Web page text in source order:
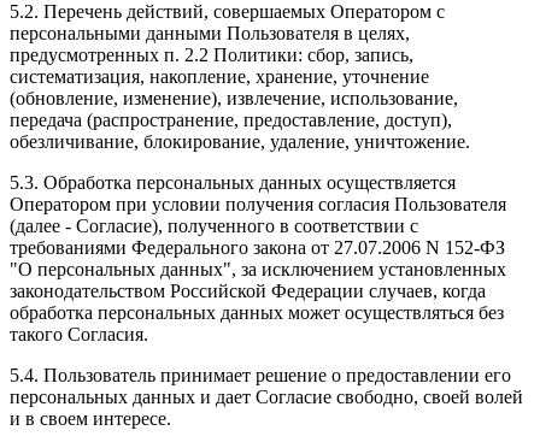
5.2. Перечень действий, совершаемых Оператором с
персональными данными Пользователя в целях,
предусмотренных п. 2.2 Политики: сбор, запись,
систематизация, накопление, хранение, уточнение
(обновление, изменение), извлечение, использование,
передача (распространение, предоставление, доступ),
обезличивание, блокирование, удаление, уничтожение.
5.3. Обработка персональных данных осуществляется
Оператором при условии получения согласия Пользователя
(далее - Согласие), полученного в соответствии с
требованиями Федерального закона от 27.07.2006 N 152-ФЗ
"О персональных данных", за исключением установленных
законодательством Российской Федерации случаев, когда
обработка персональных данных может осуществляться без
такого Согласия.
5.4. Пользователь принимает решение о предоставлении его
персональных данных и дает Согласие свободно, своей волей
и в своем интересе.